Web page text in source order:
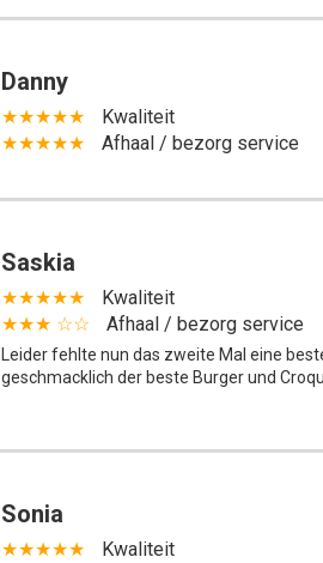
Danny
★★★★★
Kwaliteit
★★★★★
Afhaal / bezorg service
Saskia
★★★★★
Kwaliteit
★★★ ☆☆
Afhaal / bezorg service
Leider fehlte nun das zweite Mal eine
geschmacklich der beste Burger und
Sonia
★★★★★
Kwaliteit